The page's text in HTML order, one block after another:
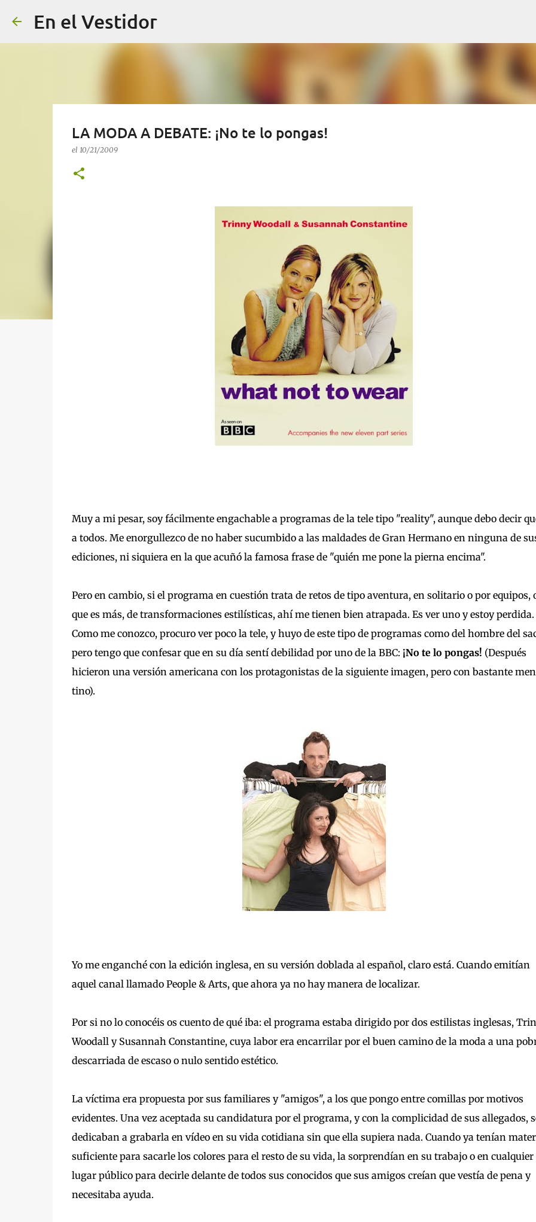
En el Vestidor
LA MODA A DEBATE: ¡No te lo pongas!
el 10/21/2009
Muy a mi pesar, soy fácilmente engachable a programas de la tele tipo "reality", aunque debo decir
a todos. Me enorgullezco de no haber sucumbido a las maldades de Gran Hermano en ninguna de
ediciones, ni siquiera en la que acuñó la famosa frase de "quién me pone la pierna encima".
Pero en cambio, si el programa en cuestión trata de retos de tipo aventura, en solitario o por equipos,
que es más, de transformaciones estilísticas, ahí me tienen bien atrapada. Es ver uno y estoy perdida.
Como me conozco, procuro ver poco la tele, y huyo de este tipo de programas como del hombre del
pero tengo que confesar que en su día sentí debilidad por uno de la BBC: ¡No te lo pongas! (Después
hicieron una versión americana con los protagonistas de la siguiente imagen, pero con bastante
tino).
Yo me enganché con la edición inglesa, en su versión doblada al español, claro está. Cuando emitían
aquel canal llamado People & Arts, que ahora ya no hay manera de localizar.
Por si no lo conocéis os cuento de qué iba: el programa estaba dirigido por dos estilistas inglesas,
Woodall y Susannah Constantine, cuya labor era encarrilar por el buen camino de la moda a una
descarriada de escaso o nulo sentido estético.
La víctima era propuesta por sus familiares y "amigos", a los que pongo entre comillas por motivos
evidentes. Una vez aceptada su candidatura por el programa, y con la complicidad de sus allegados,
dedicaban a grabarla en vídeo en su vida cotidiana sin que ella supiera nada. Cuando ya tenían
suficiente para sacarle los colores para el resto de su vida, la sorprendían en su trabajo o en cualquier
lugar público para decirle delante de todos sus conocidos que sus amigos creían que vestía de pena y
necesitaba ayuda.